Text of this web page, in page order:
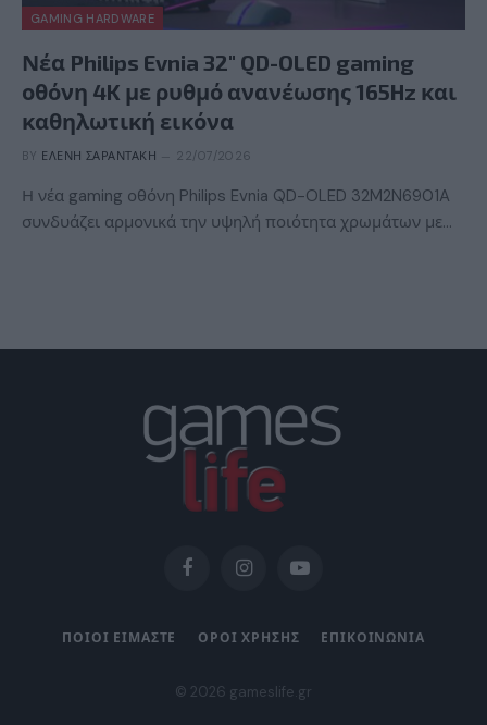
GAMING HARDWARE
Νέα Philips Evnia 32″ QD-OLED gaming
οθόνη 4K με ρυθμό ανανέωσης 165Hz και
καθηλωτική εικόνα
BY ΕΛΈΝΗ ΣΑΡΑΝΤΆΚΗ 22/07/2026
Η νέα gaming οθόνη Philips Evnia QD-OLED 32M2N6901A
συνδυάζει αρμονικά την υψηλή ποιότητα χρωμάτων με…
FacebookInstagramYouTube
ΠΟΙΟΙ ΕΙΜΑΣΤΕ ΟΡΟΙ ΧΡΗΣΗΣ ΕΠΙΚΟΙΝΩΝΙΑ
© 2026 gameslife.gr